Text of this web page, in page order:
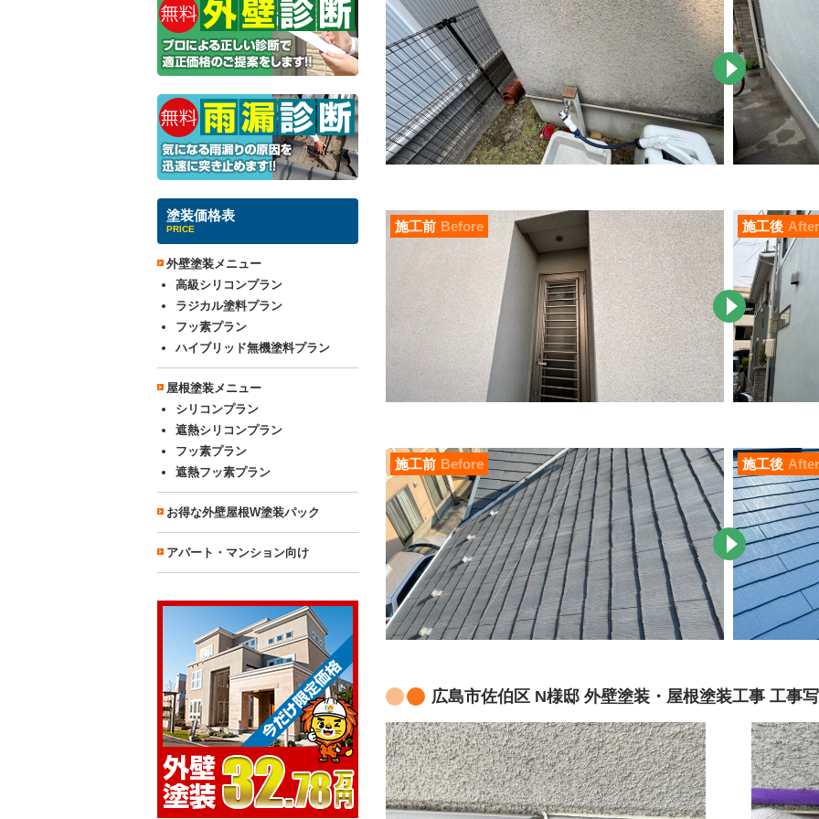
施工前 Before 施工後 After
施工前 Before 施工後 After
広島市佐伯区 N様邸 外壁塗装・屋根塗装工事 工事
塗装価格表
PRICE
外壁塗装メニュー
高級シリコンプラン
ラジカル塗料プラン
フッ素プラン
ハイブリッド無機塗料プラン
屋根塗装メニュー
シリコンプラン
遮熱シリコンプラン
フッ素プラン
遮熱フッ素プラン
お得な外壁屋根W塗装パック
アパート・マンション向け